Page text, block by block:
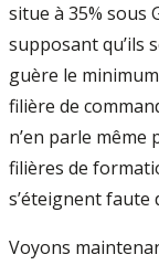
situe à 35% sous
supposant qu’ils
guère le
filière de
n’en parle
filières de
s’éteignent faute
Voyons